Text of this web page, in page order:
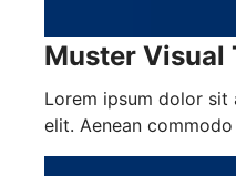
Muster Visual
Lorem ipsum dolor sit
elit. Aenean